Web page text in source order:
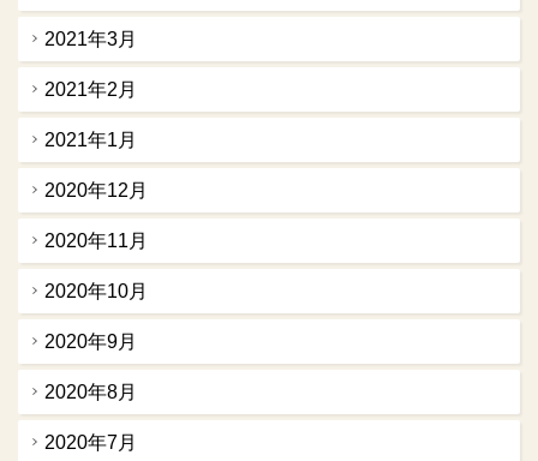
2021年3月
2021年2月
2021年1月
2020年12月
2020年11月
2020年10月
2020年9月
2020年8月
2020年7月